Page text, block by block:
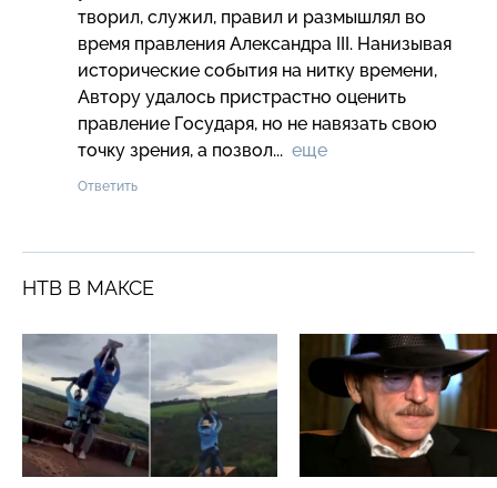
творил, служил, правил и размышлял во
время правления Александра III. Нанизывая
исторические события на нитку времени,
Автору удалось пристрастно оценить
правление Государя, но не навязать свою
точку зрения, а позвол... еще
Ответить
НТВ В МАКСЕ